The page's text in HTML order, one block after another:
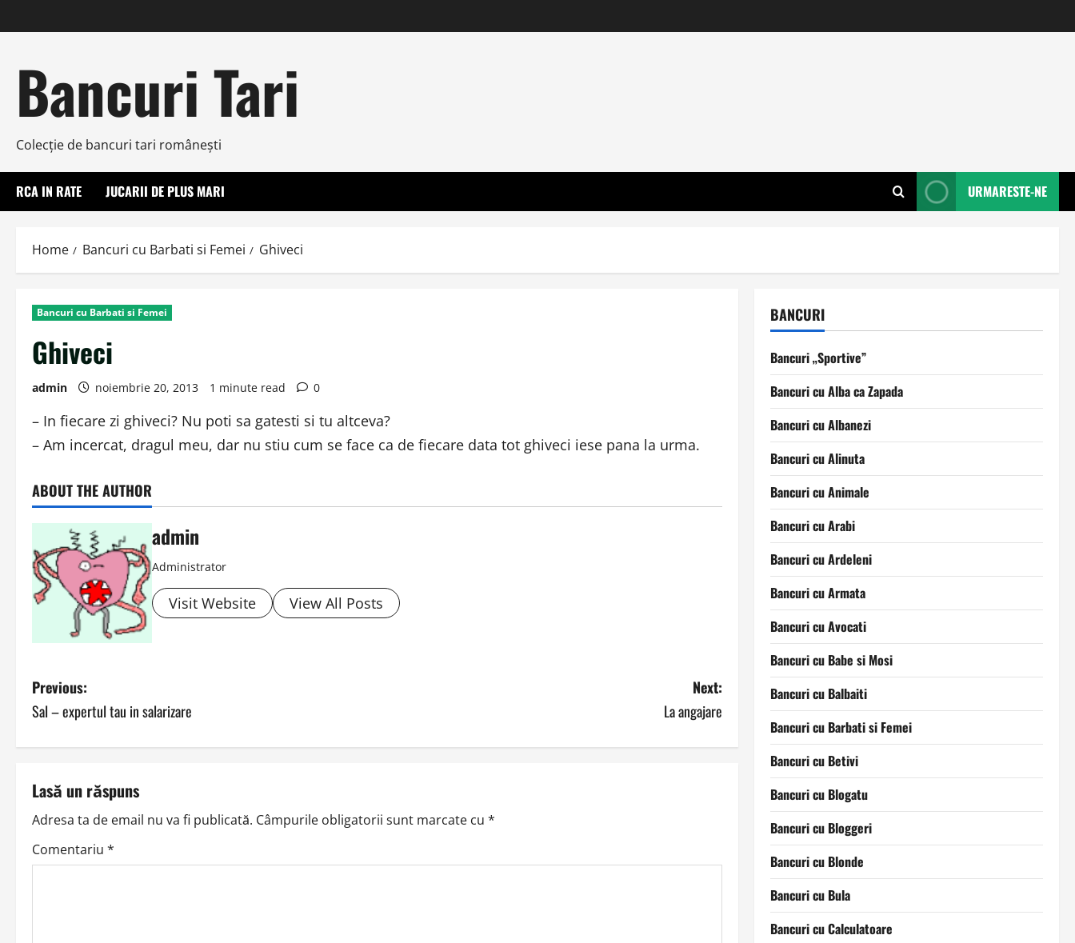
to
Bancuri Tari
Colecţie de bancuri tari româneşti
RCA IN RATE JUCARII DE PLUS MARI URMARESTE-NE
Home Bancuri cu Barbati si Femei Ghiveci
Bancuri cu Barbati si Femei
Ghiveci
admin noiembrie 20, 2013 1 minute read 0
– In fiecare zi ghiveci? Nu poti sa gatesti si tu altceva?
– Am incercat, dragul meu, dar nu stiu cum se face ca de fiecare data tot ghiveci iese pana la urma.
ABOUT THE AUTHOR
admin
Administrator
Visit Website View All Posts
P
o
s
t
n
a
Previous:
Sal – expertul tau in salarizare
Next:
La angajare
Lasă un răspuns
Adresa ta de email nu va fi publicată. Câmpurile obligatorii sunt marcate cu *
Comentariu *
BANCURI
Bancuri „Sportive”
Bancuri cu Alba ca Zapada
Bancuri cu Albanezi
Bancuri cu Alinuta
Bancuri cu Animale
Bancuri cu Arabi
Bancuri cu Ardeleni
Bancuri cu Armata
Bancuri cu Avocati
Bancuri cu Babe si Mosi
Bancuri cu Balbaiti
Bancuri cu Barbati si Femei
Bancuri cu Betivi
Bancuri cu Blogatu
Bancuri cu Bloggeri
Bancuri cu Blonde
Bancuri cu Bula
Bancuri cu Calculatoare